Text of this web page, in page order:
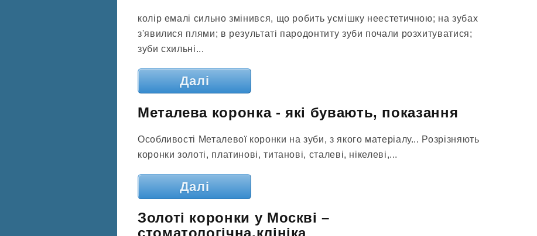
колір емалі сильно змінився, що робить усмішку неестетичною; на зубах
з'явилися плями; в результаті пародонтиту зуби почали розхитуватися;
зуби схильні...
Далі
Металева коронка - які бувають, показання
Особливості Металевої коронки на зуби, з якого матеріалу... Розрізняють
коронки золоті, платинові, титанові, сталеві, нікелеві,...
Далі
Золоті коронки у Москві –